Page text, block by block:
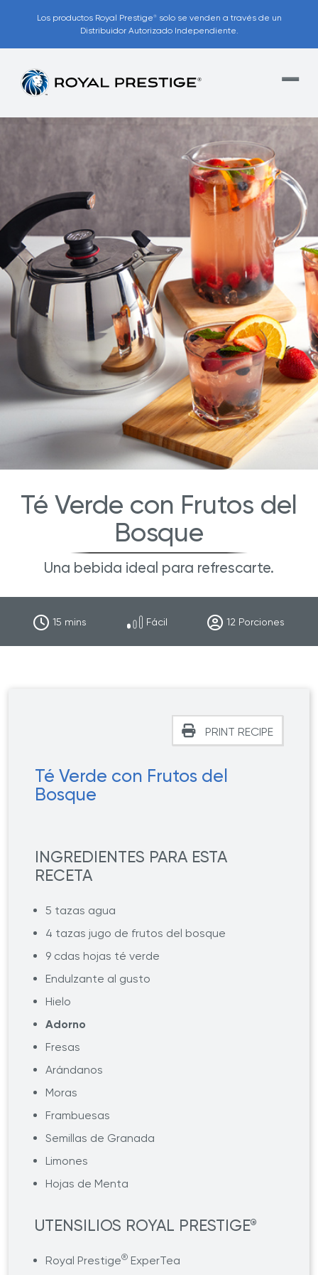
Los productos Royal Prestige®solo se venden a través de un
Distribuidor Autorizado Independiente.
Té Verde con Frutos del
Bosque
Una bebida ideal para refrescarte.
15 mins Fácil 12 Porciones
PRINT RECIPE
Té Verde con Frutos del
Bosque
INGREDIENTES PARA ESTA
RECETA
5 tazas agua
4 tazas jugo de frutos del bosque
9 cdas hojas té verde
Endulzante al gusto
Hielo
Adorno
Fresas
Arándanos
Moras
Frambuesas
Semillas de Granada
Limones
Hojas de Menta
UTENSILIOS ROYAL PRESTIGE®
Royal Prestige® ExperTea